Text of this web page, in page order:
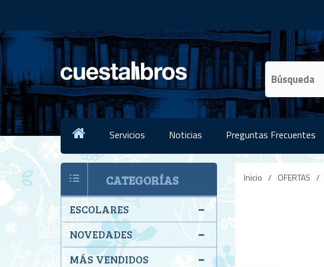
Servicios Noticias Preguntas Frecuentes
Inicio / OFERTAS /
CATEGORÍAS
ESCOLARES
NOVEDADES
MÁS VENDIDOS